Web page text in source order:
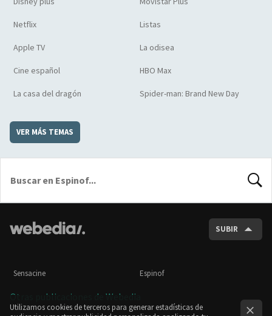
Netflix Listas
Apple TV La odisea
Cine español HBO Max
La casa del dragón Spider-man: Brand New Day
VER MÁS TEMAS
SUBIR
Sensacine Espinof
Otras publicaciones de Webedia
Utilizamos cookies de terceros para generar estadísticas de